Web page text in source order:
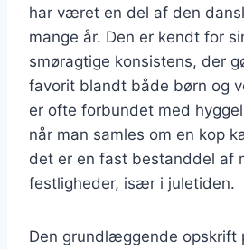
har været en del af den
mange år. Den er kendt for
smøragtige konsistens, der
favorit blandt både børn og
er ofte forbundet med
når man samles om en kop
det er en fast bestanddel af
festligheder, især i juletiden.
Den grundlæggende opskrift